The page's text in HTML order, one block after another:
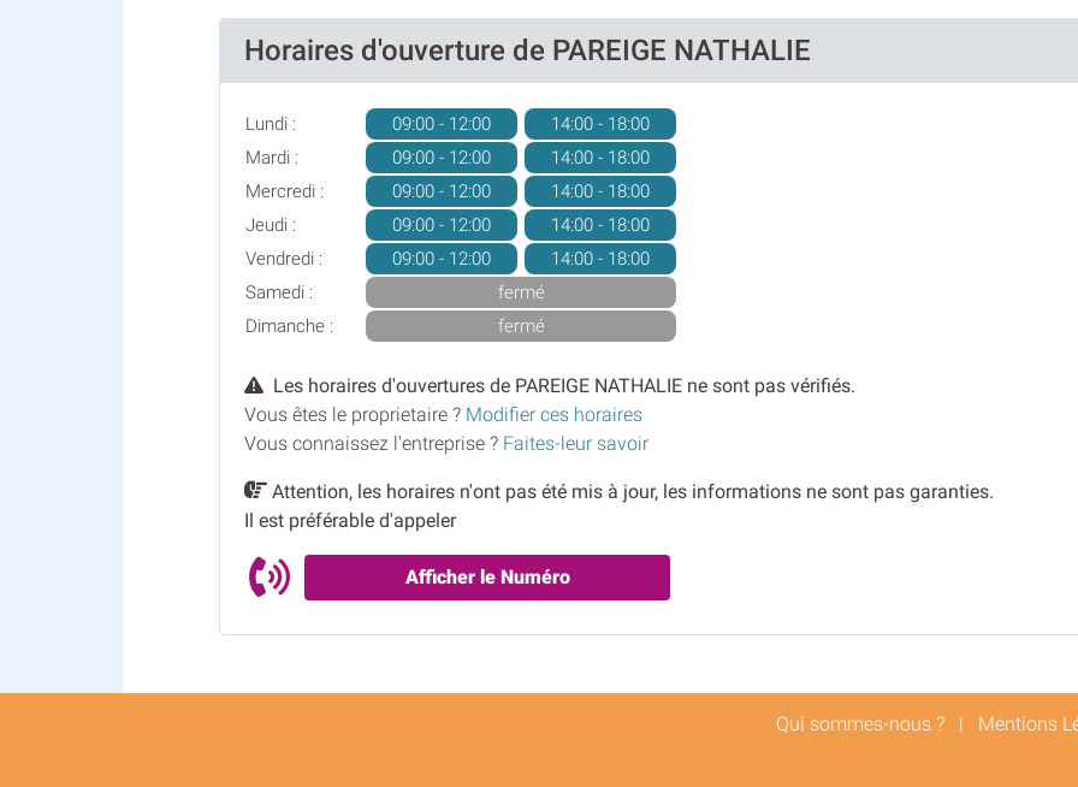
Horaires d'ouverture de PAREIGE NATHALIE
Lundi : 09:00 - 12:00
14:00 - 18:00
Mardi :
09:00 - 12:00
14:00 - 18:00
Mercredi :
09:00 - 12:00
14:00 - 18:00
Jeudi :
09:00 - 12:00
14:00 - 18:00
Vendredi :
09:00 - 12:00
14:00 - 18:00
Samedi :
fermé
Dimanche :
fermé
Les horaires d'ouvertures de PAREIGE NATHALIE ne sont pas vérifiés.
Vous êtes le proprietaire ? Modifier ces horaires
Vous connaissez l'entreprise ? Faites-leur savoir
Attention, les horaires n'ont pas été mis à jour, les informations ne sont pas garanties.
Il est préférable d'appeler
Afficher le Numéro
Qui sommes-nous ? | Mentions